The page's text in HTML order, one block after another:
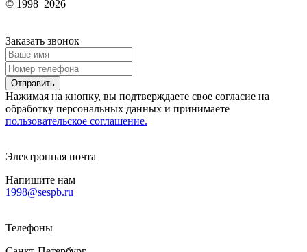
© 1998–2026
Заказать звонок
Нажимая на кнопку, вы подтверждаете свое согласие на
обработку персональных данных и принимаете
пользовательское соглашение.
Электронная почта
Напишите нам
1998@sespb.ru
Телефоны